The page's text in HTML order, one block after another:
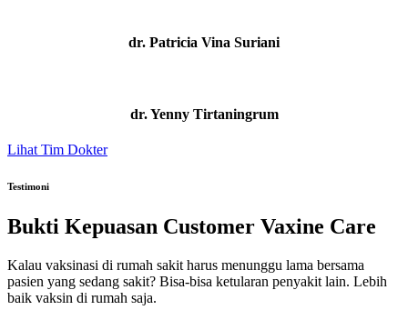
dr. Patricia Vina Suriani
dr. Yenny Tirtaningrum
Lihat Tim Dokter
Testimoni
Bukti Kepuasan Customer Vaxine Care
Kalau vaksinasi di rumah sakit harus menunggu lama bersama
pasien yang sedang sakit? Bisa-bisa ketularan penyakit lain. Lebih
baik vaksin di rumah saja.